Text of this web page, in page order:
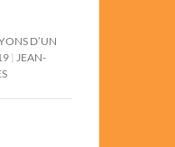
D’UN
JEAN-